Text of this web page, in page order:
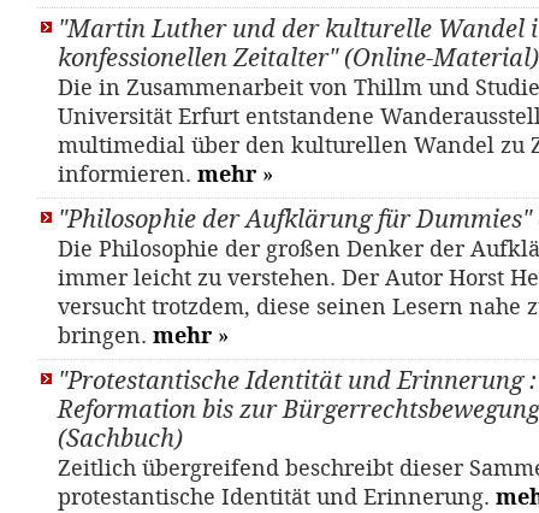
"Martin Luther und der kulturelle Wandel
konfessionellen Zeitalter" (Online-Material)
Die in Zusammenarbeit von Thillm und
Universität Erfurt entstandene
multimedial über den kulturellen Wandel zu
informieren. mehr »
"Philosophie der Aufklärung für Dummies"
Die Philosophie der großen Denker der
immer leicht zu verstehen. Der Autor Horst
versucht trotzdem, diese seinen Lesern nahe
bringen. mehr »
"Protestantische Identität und Erinnerung
Reformation bis zur
(Sachbuch)
Zeitlich übergreifend beschreibt dieser
protestantische Identität und Erinnerung.